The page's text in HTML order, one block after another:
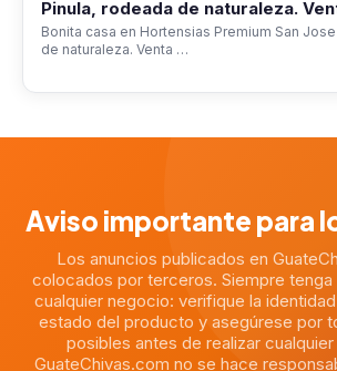
Pinula, rodeada de naturaleza.
Bonita casa en Hortensias Premium San
de naturaleza. Venta …
Aviso importante para
Los anuncios publicados en
colocados por terceros. Siempre tenga
cualquier negocio: verifique la
estado del producto y asegúrese por
posibles antes de realizar
GuateChivas.com no se hace